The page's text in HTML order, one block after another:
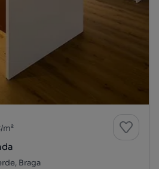
m²
Braga